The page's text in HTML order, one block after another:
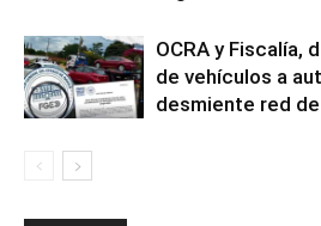
OCRA y Fiscalía,
de vehículos a
desmiente red